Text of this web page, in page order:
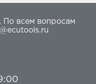
,
По всем вопросам